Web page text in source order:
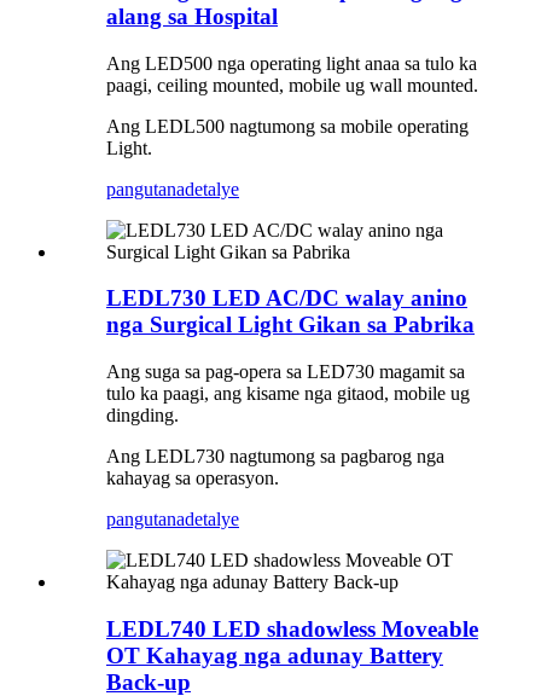
alang sa Hospital
Ang LED500 nga operating light anaa sa tulo ka
paagi, ceiling mounted, mobile ug wall mounted.
Ang LEDL500 nagtumong sa mobile operating
Light.
pangutanadetalye
LEDL730 LED AC/DC walay anino
nga Surgical Light Gikan sa Pabrika
Ang suga sa pag-opera sa LED730 magamit sa
tulo ka paagi, ang kisame nga gitaod, mobile ug
dingding.
Ang LEDL730 nagtumong sa pagbarog nga
kahayag sa operasyon.
pangutanadetalye
LEDL740 LED shadowless Moveable
OT Kahayag nga adunay Battery
Back-up